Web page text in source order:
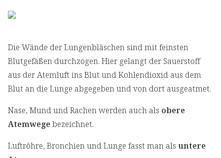
Die Wände der Lungenbläschen sind mit feinsten
Blutgefäßen durchzogen. Hier gelangt der Sauerstoff
aus der Atemluft ins Blut und Kohlendioxid aus dem
Blut an die Lunge abgegeben und von dort ausgeatmet.
Nase, Mund und Rachen werden auch als obere
Atemwegebezeichnet.
Luftröhre, Bronchien und Lunge fasst man als untere